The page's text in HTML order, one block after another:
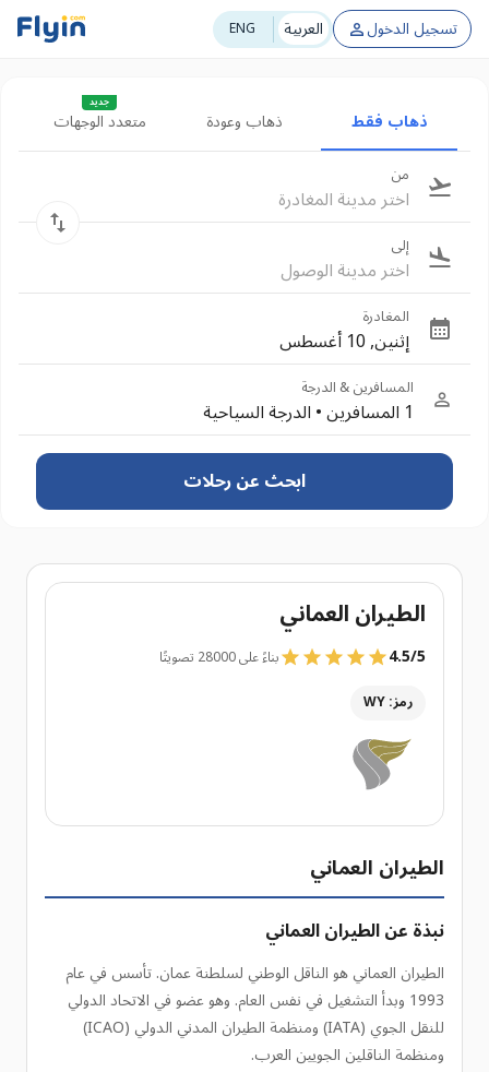
ENG العربية تسجيل الدخول
ذهاب فقط ذهاب وعودة متعدد الوجهات
جديد
من
اختر مدينة المغادرة
إلى
اختر مدينة الوصول
المغادرة
إثنين, 10 أغسطس
المسافرين & الدرجة
1 المسافرين •الدرجة السياحية
ابحث عن رحلات
الطيران العماني
4.5/5
بناءً على 28000 تصويتًا
رمز: WY
الطيران العماني
نبذة عن الطيران العماني
الطيران العماني هو الناقل الوطني لسلطنة عمان. تأسس في عام
1993 وبدأ التشغيل في نفس العام. وهو عضو في الاتحاد الدولي
للنقل الجوي (IATA) ومنظمة الطيران المدني الدولي (ICAO)
ومنظمة الناقلين الجويين العرب.